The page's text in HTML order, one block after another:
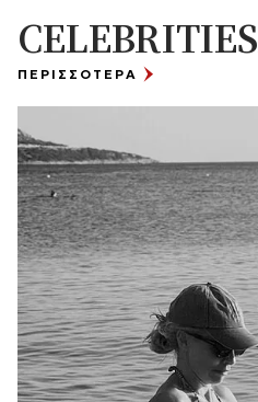
CELEBRITIES
ΠΕΡΙΣΣΟΤΕΡΑ